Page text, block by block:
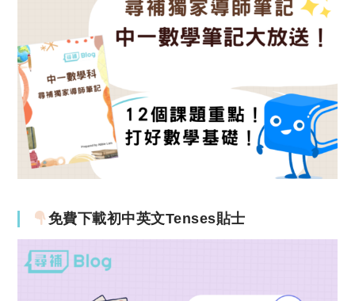
免費下載初中英文Tenses貼士